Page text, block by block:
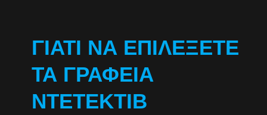
ΓΙΑΤΊ ΝΑ ΕΠΙΛΈΞΕΤΕ
ΤΑ ΓΡΑΦΕΊΑ
ΝΤΕΤΈΚΤΙΒ